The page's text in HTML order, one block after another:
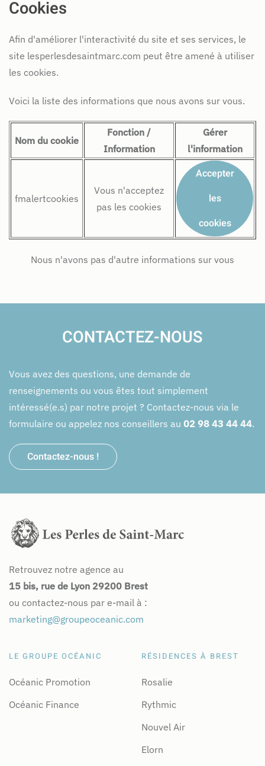
Cookies
Afin d'améliorer l'interactivité du site et ses services, le
site lesperlesdesaintmarc.com peut être amené à utiliser
les cookies.
Voici la liste des informations que nous avons sur vous.
Nom du cookie
Fonction /
Information
Gérer
l'information
fmalertcookies
Vous n'acceptez
pas les cookies
Accepter
les
cookies
Nous n'avons pas d'autre informations sur vous
CONTACTEZ-NOUS
Vous avez des questions, une demande de
renseignements ou vous êtes tout simplement
intéressé(e.s) par notre projet ? Contactez-nous via le
formulaire ou appelez nos conseillers au 02 98 43 44 44.
Contactez-nous !
Retrouvez notre agence au
15 bis, rue de Lyon 29200 Brest
ou contactez-nous par e-mail à :
marketing@groupeoceanic.com
LE GROUPE OCÉANIC
Océanic Promotion
Océanic Finance
RÉSIDENCES À BREST
Rosalie
Rythmic
Nouvel Air
Elorn